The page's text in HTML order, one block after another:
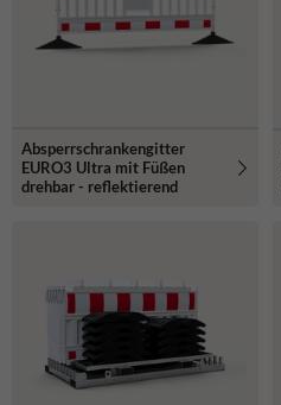
Absperrschrankengitter
EURO3 Ultra mit Füßen
drehbar - reflektierend